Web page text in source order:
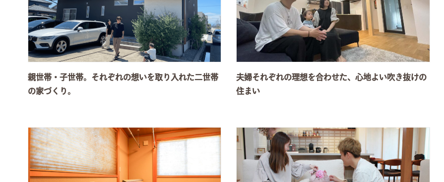
親世帯・子世帯。それぞれの想いを取り入れた二世帯
の家づくり。
夫婦それぞれの理想を合わせた、心地よい吹き抜けの
住まい